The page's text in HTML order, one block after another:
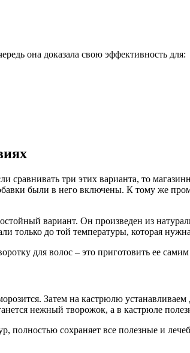
она доказала свою эффективность для:
три этих варианта, то
были в него включены. К тому же
вариант. Он произведен из
только до той температуры, которая
для волос – это приготовить ее
Затем на кастрюлю
нежный творожок, а в кастрюле
сохраняет все полезные и